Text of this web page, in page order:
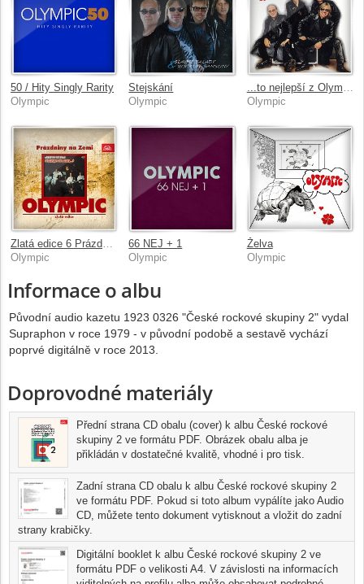
50 / Hity Singly Rarity
Olympic
Stejskání
Olympic
Olympic
Zlatá edice 6 Prázdniny na Zemi
Olympic
66 NEJ + 1
Olympic
Želva
Olympic
Informace o albu
Původní audio kazetu 1923 0326 "České rockové skupiny 2" vydal
Supraphon v roce 1979 - v původní podobě a sestavě vychází
poprvé digitálně v roce 2013.
Doprovodné materiály
Přední strana CD obalu (cover) k albu České rockové
skupiny 2 ve formátu PDF. Obrázek obalu alba je
přikládán v dostatečné kvalitě, vhodné i pro tisk.
Zadní strana CD obalu k albu České rockové skupiny 2
ve formátu PDF. Pokud si toto album vypálíte jako Audio
CD, můžete tento dokument vytisknout a vložit do zadní
strany krabičky.
Digitální booklet k albu České rockové skupiny 2 ve
formátu PDF o velikosti A4. V závislosti na informacích